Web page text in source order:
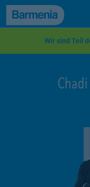
zum Seiteninhalt
Back to top
Wir sind Teil